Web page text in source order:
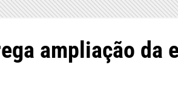
ampliação da